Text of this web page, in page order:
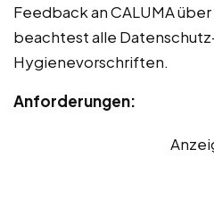
Feedback an CALUMA
beachtest alle
Hygienevorschriften.
Anforderungen: